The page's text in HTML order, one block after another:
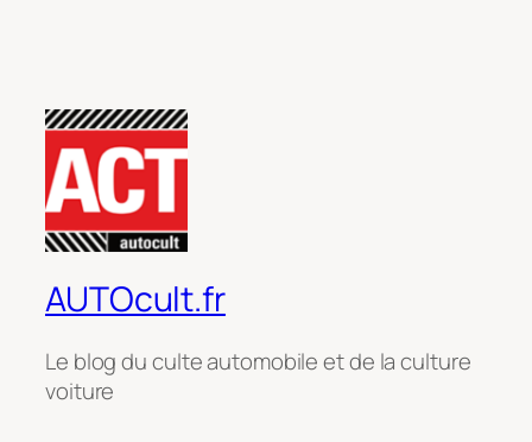
AUTOcult.fr
Le blog du culte automobile et de la culture
voiture